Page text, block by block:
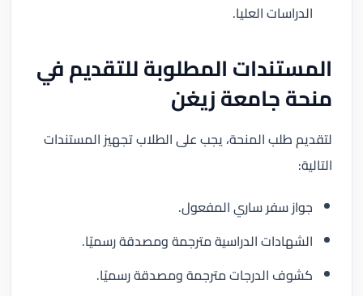
الدراسات العليا.
المستندات المطلوبة للتقديم في
منحة جامعة زيغن
لتقديم طلب المنحة، يجب على الطلاب تجهيز المستندات
التالية:
جواز سفر ساري المفعول.
الشهادات الدراسية مترجمة ومصدقة رسميًا.
كشوف الدرجات مترجمة ومصدقة رسميًا.